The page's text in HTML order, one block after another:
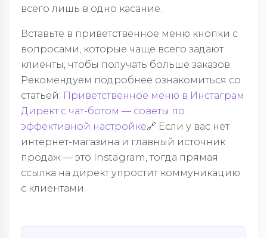
всего лишь в одно касание.
Вставьте в приветственное меню кнопки с
вопросами, которые чаще всего задают
клиенты, чтобы получать больше заказов.
Рекомендуем подробнее ознакомиться со
статьей: Приветственное меню в Инстаграм
Директ с чат-ботом — советы по
эффективной настройке🔗 Если у вас нет
интернет-магазина и главный источник
продаж — это Instagram, тогда прямая
ссылка на директ упростит коммуникацию
с клиентами.